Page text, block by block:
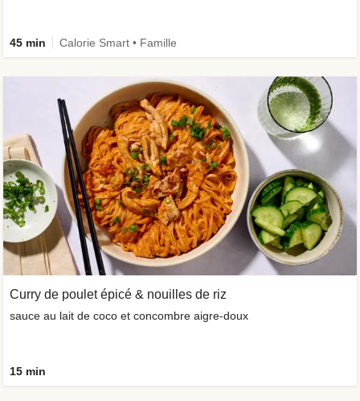
45 min Calorie Smart • Famille
Curry de poulet épicé & nouilles de riz
sauce au lait de coco et concombre aigre-doux
15 min